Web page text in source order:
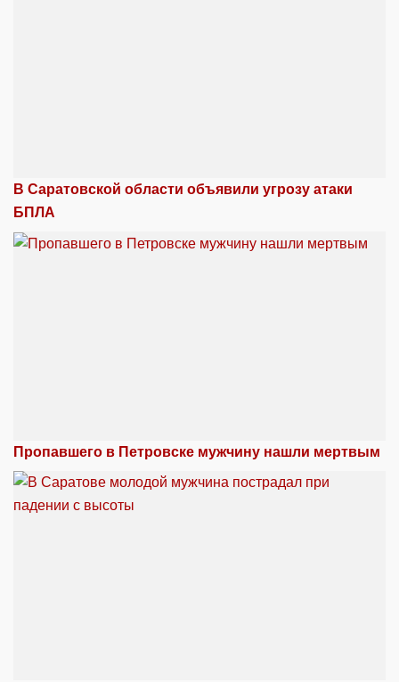
В Саратовской области объявили угрозу атаки
БПЛА
Пропавшего в Петровске мужчину нашли мертвым